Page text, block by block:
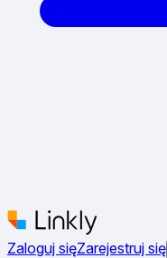
Zaloguj sięZarejestruj się